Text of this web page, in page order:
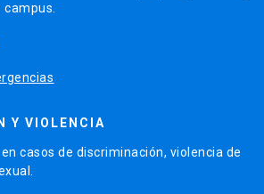
campus.
Y VIOLENCIA
casos de discriminación, violencia de